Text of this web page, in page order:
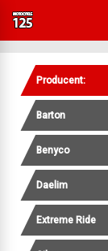
Producent:
Barton
Benyco
Daelim
Extreme Ride